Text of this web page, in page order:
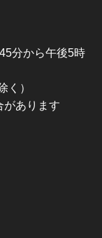
分から午後5時
く）
あります